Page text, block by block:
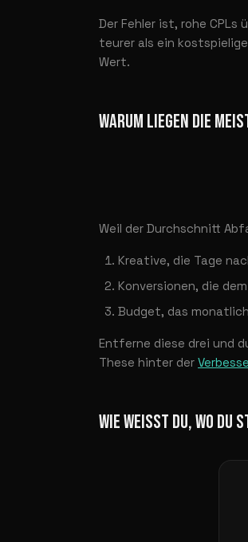
Der Fehler ist, rohe CPLs
teurer als ein
Wert.
WARUM LIEGEN DIE
Weil der Durchschnitt
Kreative, die Tage
Konversionen, die
Budget, das
Entferne diese drei und
These hinter der
WIE WEISST DU, WO DU